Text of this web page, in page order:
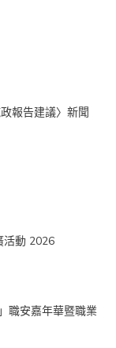
報告建議〉新聞
活動 2026
職安嘉年華暨職業